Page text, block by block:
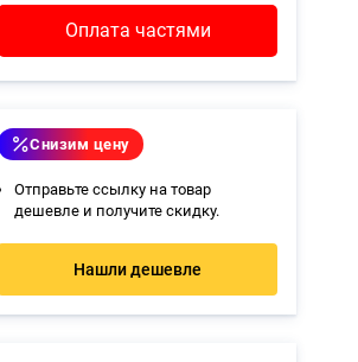
Оплата частями
Снизим цену
Отправьте ссылку на товар
дешевле и получите скидку.
Нашли дешевле